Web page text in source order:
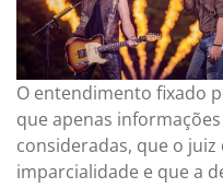
O entendimento fixado
que apenas
consideradas, que o juiz
imparcialidade e que a